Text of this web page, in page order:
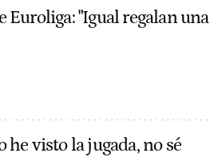
Euroliga: "Igual regalan una
he visto la jugada, no sé